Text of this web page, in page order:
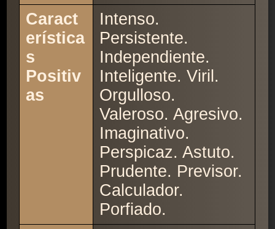
Caract
erística
s
Positiv
as
Intenso.
Persistente.
Independiente.
Inteligente. Viril.
Orgulloso.
Valeroso. Agresivo.
Imaginativo.
Perspicaz. Astuto.
Prudente. Previsor.
Calculador.
Porfiado.